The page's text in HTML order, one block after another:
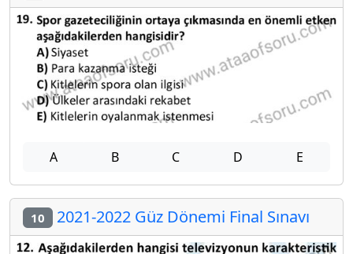
A B C D E
10 2021-2022 Güz Dönemi Final Sınavı